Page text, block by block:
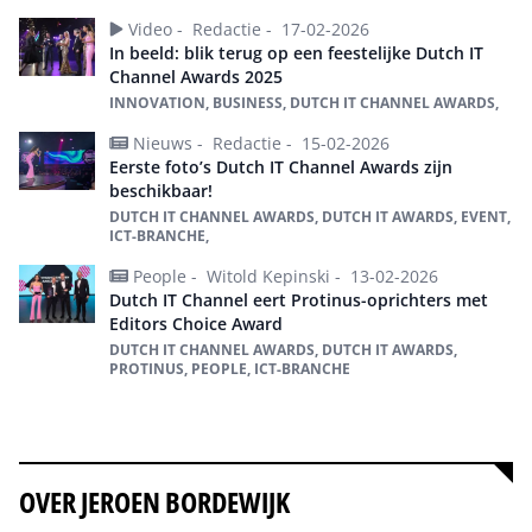
Video - Redactie - 17-02-2026
In beeld: blik terug op een feestelijke Dutch IT
Channel Awards 2025
INNOVATION, BUSINESS, DUTCH IT CHANNEL AWARDS,
Nieuws - Redactie - 15-02-2026
Eerste foto’s Dutch IT Channel Awards zijn
beschikbaar!
DUTCH IT CHANNEL AWARDS, DUTCH IT AWARDS, EVENT,
ICT-BRANCHE,
People - Witold Kepinski - 13-02-2026
Dutch IT Channel eert Protinus-oprichters met
Editors Choice Award
DUTCH IT CHANNEL AWARDS, DUTCH IT AWARDS,
PROTINUS, PEOPLE, ICT-BRANCHE
OVER JEROEN BORDEWIJK